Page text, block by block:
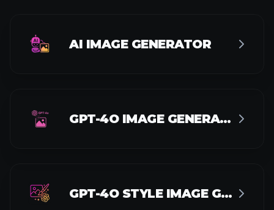
AI IMAGE GENERATOR
GPT-4O IMAGE GENERATOR
GPT-4O STYLE IMAGE GENERATOR